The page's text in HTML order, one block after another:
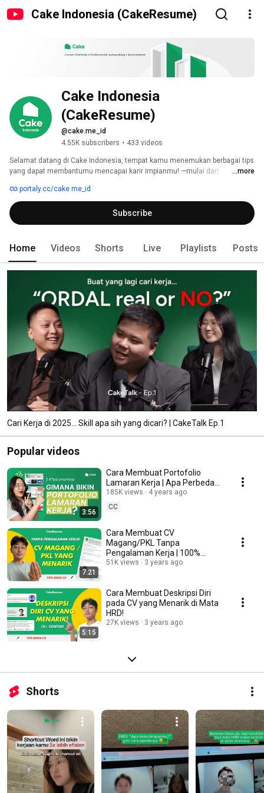
Cake Indonesia (CakeResume)
Cake Indonesia
(CakeResume)
@cake.me_id
4.55K subscribers • 433 videos
Selamat datang di Cake Indonesia, tempat kamu menemukan berbagai tips
yang dapat membantumu mencapai karir impianmu! —mulai dari
menghadapi wawancara kerja, hingga mengembangkan keterampilan yang
dibutuhkan di era digital.
...more
portaly.cc/cake.me_id
Subscribe
Home Videos Shorts Live Playlists Posts
Cari Kerja di 2025... Skill apa sih yang dicari? | CakeTalk Ep.1
Popular videos
3:56
Cara Membuat Portofolio
Lamaran Kerja | Apa Perbedaan
CV dan Portofolio ?
185K views
4 years ago
CC
7:21
Cara Membuat CV
Magang/PKL Tanpa
Pengalaman Kerja | 100%
Diterima
51K views 3 years ago
5:15
Cara Membuat Deskripsi Diri
pada CV yang Menarik di Mata
HRD!
27K views 3 years ago
Shorts